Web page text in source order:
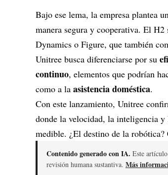
Bajo ese lema, la empresa plantea
manera segura y cooperativa. El
Dynamics o Figure, que también
Unitree busca diferenciarse por su
continuo, elementos que podrían
como a la asistencia doméstica.
Con este lanzamiento, Unitree
donde la velocidad, la inteligencia y
medible. ¿El destino de la robótica?
Contenido generado con IA. Este
revisión humana sustantiva. Más